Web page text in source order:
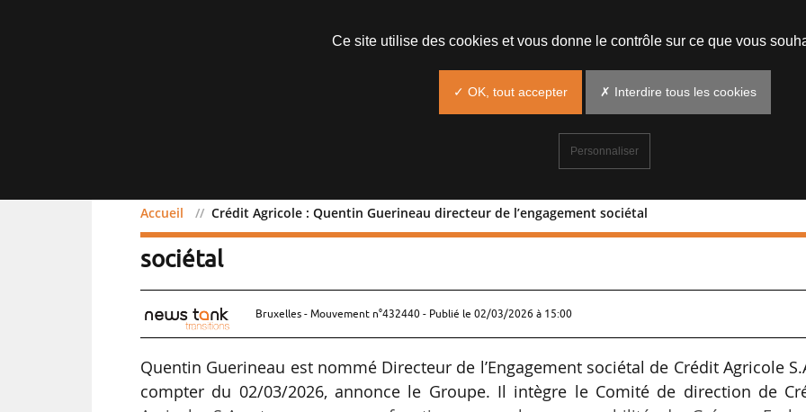
Accueil Crédit Agricole : Quentin Guerineau directeur de l’engagement sociétal
Crédit Agricole : Quentin Guerineau directeur de
sociétal
Bruxelles - Mouvement n°432440 - Publié le 02/03/2026 à 15:00
Quentin Guerineau est nommé Directeur de l’Engagement sociétal de Crédit Agricole
compter du 02/03/2026, annonce le Groupe. Il intègre le Comité de direction de
Ce site utilise des cookies et vous donne le contrôle sur ce que vous
✓ OK, tout accepter ✗ Interdire tous les cookies
Personnaliser